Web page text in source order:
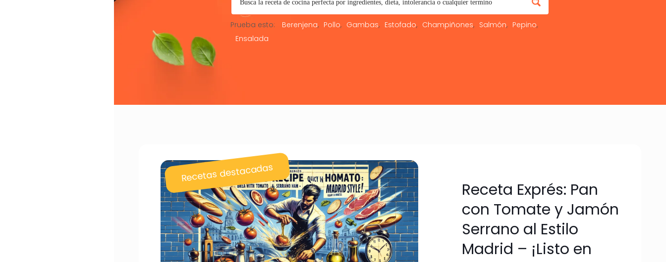
Prueba esto: Berenjena Pollo Gambas Estofado Champiñones Salmón
Pepino
Ensalada
Recetas destacadas
Receta Exprés: Pan
con Tomate y Jamón
Serrano al Estilo
Madrid – ¡Listo en